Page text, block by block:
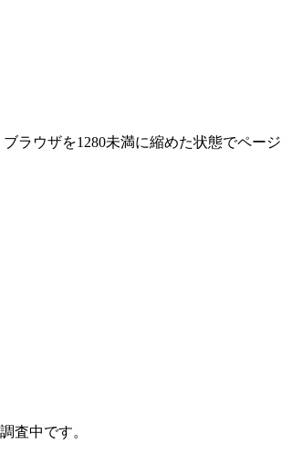
ラウザを1280未満に縮めた状態でページ
査中です。